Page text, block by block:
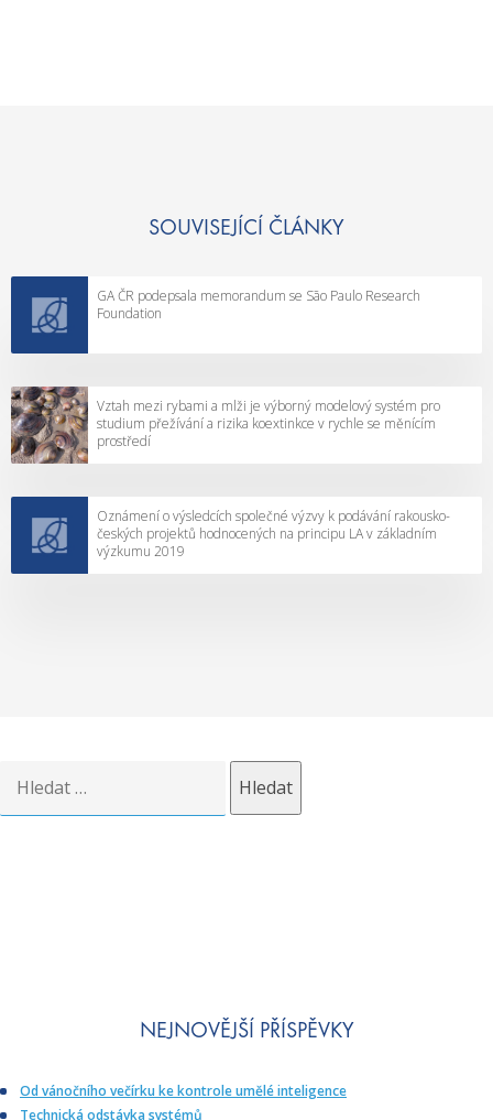
SOUVISEJÍCÍ ČLÁNKY
GA ČR podepsala memorandum se São Paulo Research
Foundation
Vztah mezi rybami a mlži je výborný modelový systém pro
studium přežívání a rizika koextinkce v rychle se měnícím
prostředí
Oznámení o výsledcích společné výzvy k podávání rakousko-
českých projektů hodnocených na principu LA v základním
výzkumu 2019
NEJNOVĚJŠÍ PŘÍSPĚVKY
Od vánočního večírku ke kontrole umělé inteligence
Technická odstávka systémů